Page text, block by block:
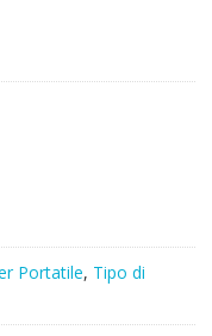
Portatile, Tipo di